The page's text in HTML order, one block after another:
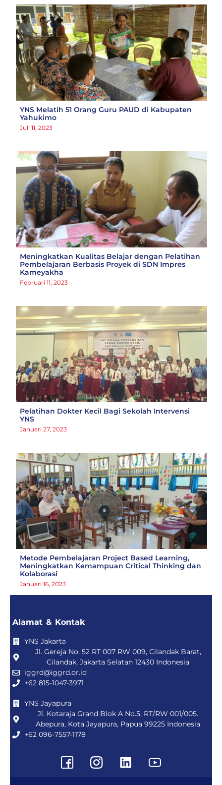
YNS Melatih 51 Orang Guru PAUD di Kabupaten
Yahukimo
Juli 11, 2023
Meningkatkan Kualitas Belajar dengan Pelatihan
Pembelajaran Berbasis Proyek di SDN Impres
Kameyakha
Februari 11, 2023
Pelatihan Dokter Kecil Bagi Sekolah Intervensi
YNS
Januari 27, 2023
Metode Pembelajaran Project Based Learning,
Meningkatkan Kemampuan Critical Thinking dan
Kolaborasi
Januari 16, 2023
Alamat & Kontak
YNS Jakarta
Jl. Gereja No. 52 RT 007 RW 009, Cilandak Barat,
Cilandak, Jakarta Selatan 12430 Indonesia
iggrd@iggrd.or.id
+62 815-1047-3971
YNS Jayapura
Jl. Kotaraja Grand Blok A No.5, RT/RW 001/005.
Abepura, Kota Jayapura, Papua 99225 Indonesia
+62 096-7557-1178